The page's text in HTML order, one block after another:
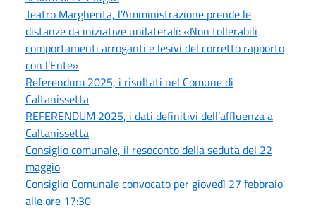
Teatro Margherita, l’Amministrazione prende le
distanze da iniziative unilaterali: «Non tollerabili
comportamenti arroganti e lesivi del corretto rapporto
con l’Ente»
Referendum 2025, i risultati nel Comune di
Caltanissetta
REFERENDUM 2025, i dati definitivi dell’affluenza a
Caltanissetta
Consiglio comunale, il resoconto della seduta del 22
maggio
Consiglio Comunale convocato per giovedì 27 febbraio
alle ore 17:30